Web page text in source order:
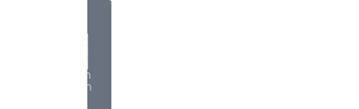
Formación
| Ilustración